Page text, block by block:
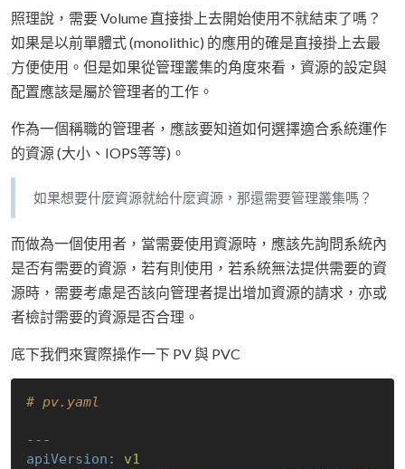
照理說，需要 Volume 直接掛上去開始使用不就結束了嗎？
如果是以前單體式 (monolithic) 的應用的確是直接掛上去最
方便使用。但是如果從管理叢集的角度來看，資源的設定與
配置應該是屬於管理者的工作。
作為一個稱職的管理者，應該要知道如何選擇適合系統運作
的資源 (大小、IOPS等等)。
如果想要什麼資源就給什麼資源，那還需要管理叢集嗎？
而做為一個使用者，當需要使用資源時，應該先詢問系統內
是否有需要的資源，若有則使用，若系統無法提供需要的資
源時，需要考慮是否該向管理者提出增加資源的請求，亦或
者檢討需要的資源是否合理。
底下我們來實際操作一下 PV 與 PVC
# pv.yaml
---
apiVersion:
v1